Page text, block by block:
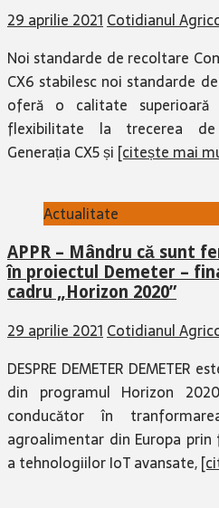
29 aprilie 2021Cotidianul
Noi standarde de recoltare
CX6 stabilesc noi standarde
oferă o calitate
flexibilitate la trecerea
Generația CX5 și [citește mai
Actualitate
APPR – Mândru că sunt
în proiectul Demeter –
cadru „Horizon 2020”
29 aprilie 2021 Cotidianul
DESPRE DEMETER
din programul Horizon
conducător în
agroalimentar din Europa
a tehnologiilor IoT avansate,